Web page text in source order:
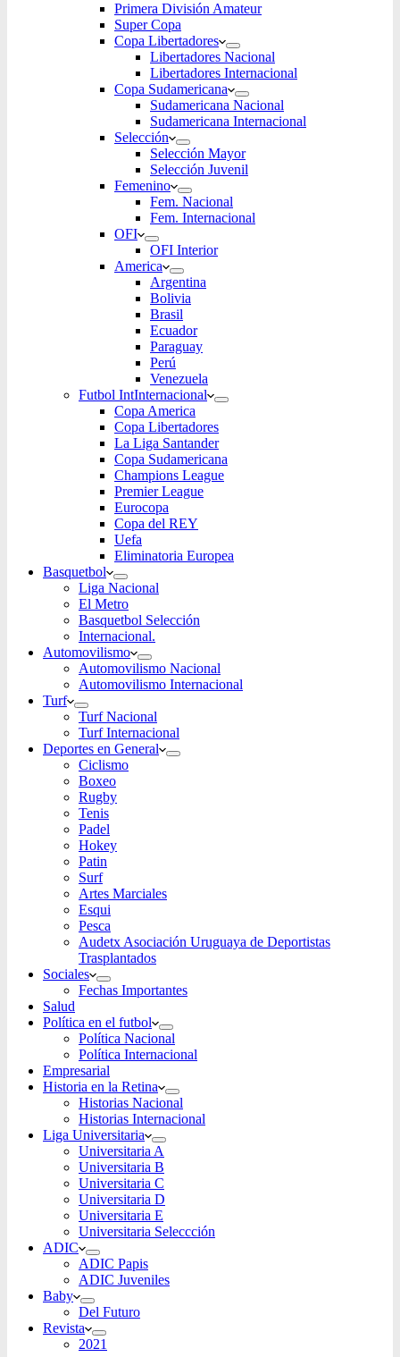
Primera División Amateur
Super Copa
Copa Libertadores
Libertadores Nacional
Libertadores Internacional
Copa Sudamericana
Sudamericana Nacional
Sudamericana Internacional
Selección
Selección Mayor
Selección Juvenil
Femenino
Fem. Nacional
Fem. Internacional
OFI
OFI Interior
America
Argentina
Bolivia
Brasil
Ecuador
Paraguay
Perú
Venezuela
Futbol IntInternacional
Copa America
Copa Libertadores
La Liga Santander
Copa Sudamericana
Champions League
Premier League
Eurocopa
Copa del REY
Uefa
Eliminatoria Europea
Basquetbol
Liga Nacional
El Metro
Basquetbol Selección
Internacional.
Automovilismo
Automovilismo Nacional
Automovilismo Internacional
Turf
Turf Nacional
Turf Internacional
Deportes en General
Ciclismo
Boxeo
Rugby
Tenis
Padel
Hokey
Patin
Surf
Artes Marciales
Esqui
Pesca
Audetx Asociación Uruguaya de Deportistas
Trasplantados
Sociales
Fechas Importantes
Salud
Política en el futbol
Política Nacional
Política Internacional
Empresarial
Historia en la Retina
Historias Nacional
Historias Internacional
Liga Universitaria
Universitaria A
Universitaria B
Universitaria C
Universitaria D
Universitaria E
Universitaria Seleccción
ADIC
ADIC Papis
ADIC Juveniles
Baby
Del Futuro
Revista
2021